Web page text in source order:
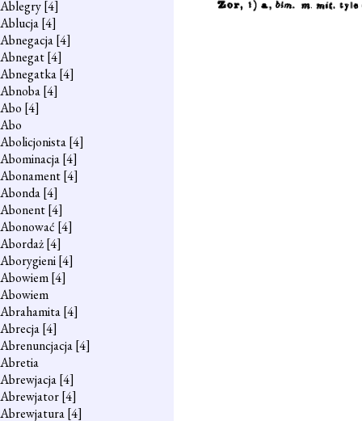
Ablegry[4]
Ablucja[4]
Abnegacja[4]
Abnegat[4]
Abnegatka[4]
Abnoba[4]
Abo [4]
Abo
Abolicjonista[4]
Abominacja[4]
Abonament[4]
Abonda[4]
Abonent[4]
Abonować [4]
Abordaż[4]
Aborygieni[4]
Abowiem[4]
Abowiem
Abrahamita[4]
Abrecja[4]
Abrenuncjacja[4]
Abretia
Abrewjacja[4]
Abrewjator[4]
Abrewjatura[4]